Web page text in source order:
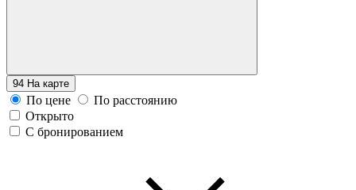
94 На карте
По цене
По расстоянию
Открыто
С бронированием